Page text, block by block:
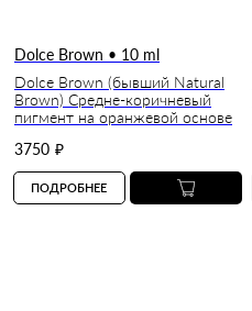
Dolce Brown • 10 ml
Dolce Brown (бывший Natural
Brown) Средне-коричневый
пигмент на оранжевой основе
3750 ₽
ПОДРОБНЕЕ